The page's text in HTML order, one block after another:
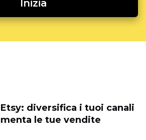
Inizia
diversifica i tuoi canali
le tue vendite